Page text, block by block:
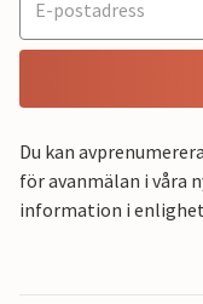
Du kan
för avanmälan i våra
information i